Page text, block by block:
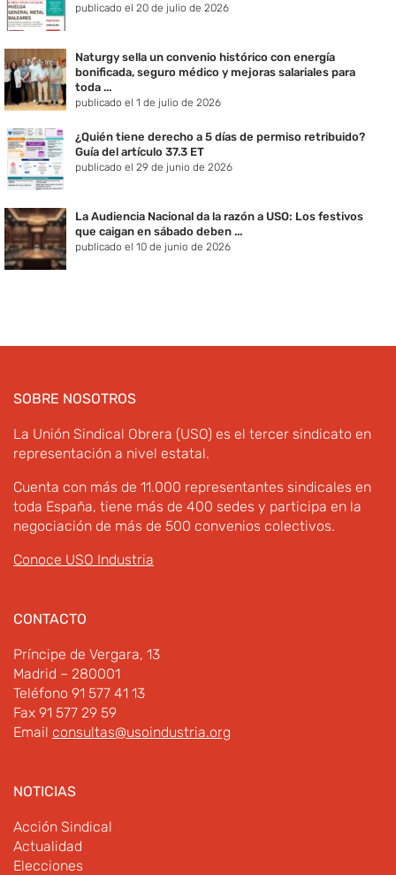
publicado el 20 de julio de 2026
Naturgy sella un convenio histórico con energía
bonificada, seguro médico y mejoras salariales para
toda ...
publicado el 1 de julio de 2026
¿Quién tiene derecho a 5 días de permiso retribuido?
Guía del artículo 37.3 ET
publicado el 29 de junio de 2026
La Audiencia Nacional da la razón a USO: Los festivos
que caigan en sábado deben ...
publicado el 10 de junio de 2026
SOBRE NOSOTROS
La Unión Sindical Obrera (USO) es el tercer sindicato en
representación a nivel estatal.
Cuenta con más de 11.000 representantes sindicales en
toda España, tiene más de 400 sedes y participa en la
negociación de más de 500 convenios colectivos.
Conoce USO Industria
CONTACTO
Príncipe de Vergara, 13
Madrid – 280001
Teléfono 91 577 41 13
Fax 91 577 29 59
Email consultas@usoindustria.org
NOTICIAS
Acción Sindical
Actualidad
Elecciones